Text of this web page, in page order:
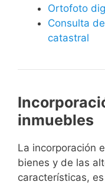
Ortofoto
Consulta
catastral
inmuebles
La incorporación
bienes y de las
características,